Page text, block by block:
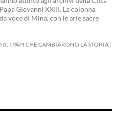
Giovanni XXIII. La colonna
voce di Mina, con le arie sacre
I PAPI CHE CAMBIARONO LA STORIA